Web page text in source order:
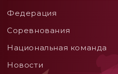
Федерация
Соревнования
Национальная команда
Новости